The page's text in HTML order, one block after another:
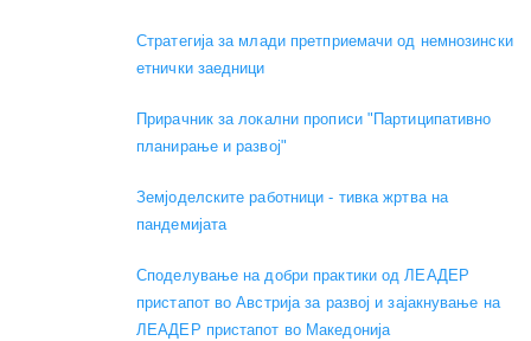
Стратегија за млади претприемачи од немнозински
етнички заедници
Прирачник за локални прописи "Партиципативно
планирање и развој"
Земјоделските работници - тивка жртва на
пандемијата
Споделување на добри практики од ЛЕАДЕР
пристапот во Австрија за развој и зајакнување на
ЛЕАДЕР пристапот во Македонија